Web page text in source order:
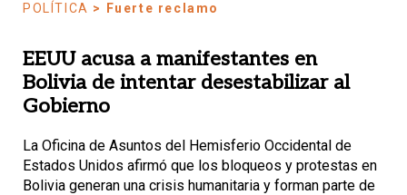
POLÍTICA > Fuerte reclamo
EEUU acusa a manifestantes en
Bolivia de intentar desestabilizar al
Gobierno
La Oficina de Asuntos del Hemisferio Occidental de
Estados Unidos afirmó que los bloqueos y protestas en
Bolivia generan una crisis humanitaria y forman parte de